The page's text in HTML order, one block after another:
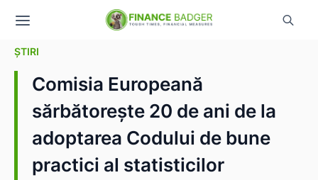
ȘTIRI
Comisia Europeană
sărbătorește 20 de ani de la
adoptarea Codului de bune
practici al statisticilor